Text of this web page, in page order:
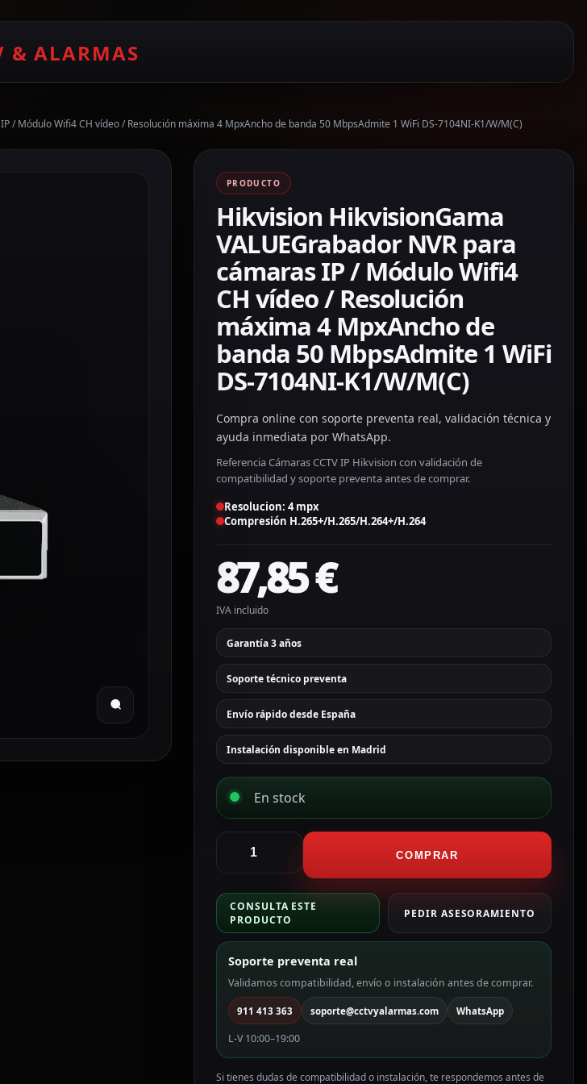
& ALARMAS
/ Módulo Wifi4 CH vídeo / Resolución máxima 4 MpxAncho de banda 50 MbpsAdmite 1 WiFi DS-7104NI-K1/W/M(C)
PRODUCTO
Hikvision HikvisionGama
VALUEGrabador NVR para
cámaras IP / Módulo Wifi4
CH vídeo / Resolución
máxima 4 MpxAncho de
banda 50 MbpsAdmite 1 WiFi
DS-7104NI-K1/W/M(C)
Compra online con soporte preventa real, validación técnica y
ayuda inmediata por WhatsApp.
Referencia Cámaras CCTV IP Hikvision con validación de
compatibilidad y soporte preventa antes de comprar.
Resolucion: 4 mpx
Compresión H.265+/H.265/H.264+/H.264
87,85€
IVA incluido
Garantía 3 años
Soporte técnico preventa
Envío rápido desde España
Instalación disponible en Madrid
En stock
HikvisionGama
VALUEGrabador
NVR
para
cámaras
IP
Módulo
Wifi4
CH
vídeo
/
Resolución
COMPRAR
CONSULTA ESTE
PRODUCTO
PEDIR ASESORAMIENTO
Soporte preventa real
Validamos compatibilidad, envío o instalación antes de comprar.
911 413 363 soporte@cctvyalarmas.com WhatsApp
L-V 10:00–19:00
Si tienes dudas de compatibilidad o instalación, te respondemos antes de